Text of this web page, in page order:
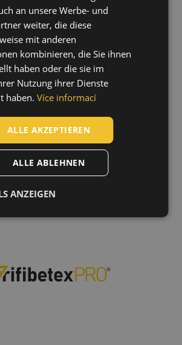
ROMANIAN
GERMAN
SPANISH
FRENCH
an unsere Werbe- und
weiter, die diese
mit anderen
kombinieren, die Sie ihnen
haben oder die sie im
Nutzung ihrer Dienste
haben. Více informací
ALLE AKZEPTIEREN
ALLE ABLEHNEN
ANZEIGEN